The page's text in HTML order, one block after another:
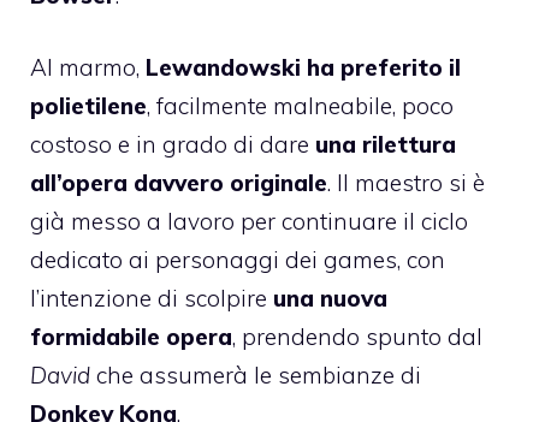
Al marmo, Lewandowski ha preferito il
polietilene, facilmente malneabile, poco
costoso e in grado di dare una rilettura
all’opera davvero originale. Il maestro si è
già messo a lavoro per continuare il ciclo
dedicato ai personaggi dei games, con
l’intenzione di scolpire una nuova
formidabile opera, prendendo spunto dal
David che assumerà le sembianze di
Donkey Kong.